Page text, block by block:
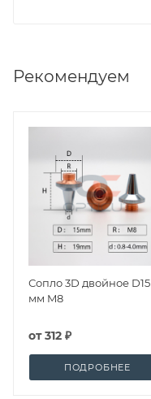
Рекомендуем
Сопло 3D двойное D15
мм M8
от312 ₽
ПОДРОБНЕЕ